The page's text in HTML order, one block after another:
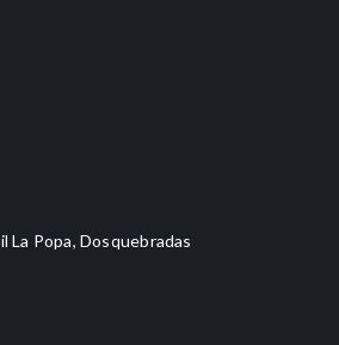
La Popa, Dosquebradas